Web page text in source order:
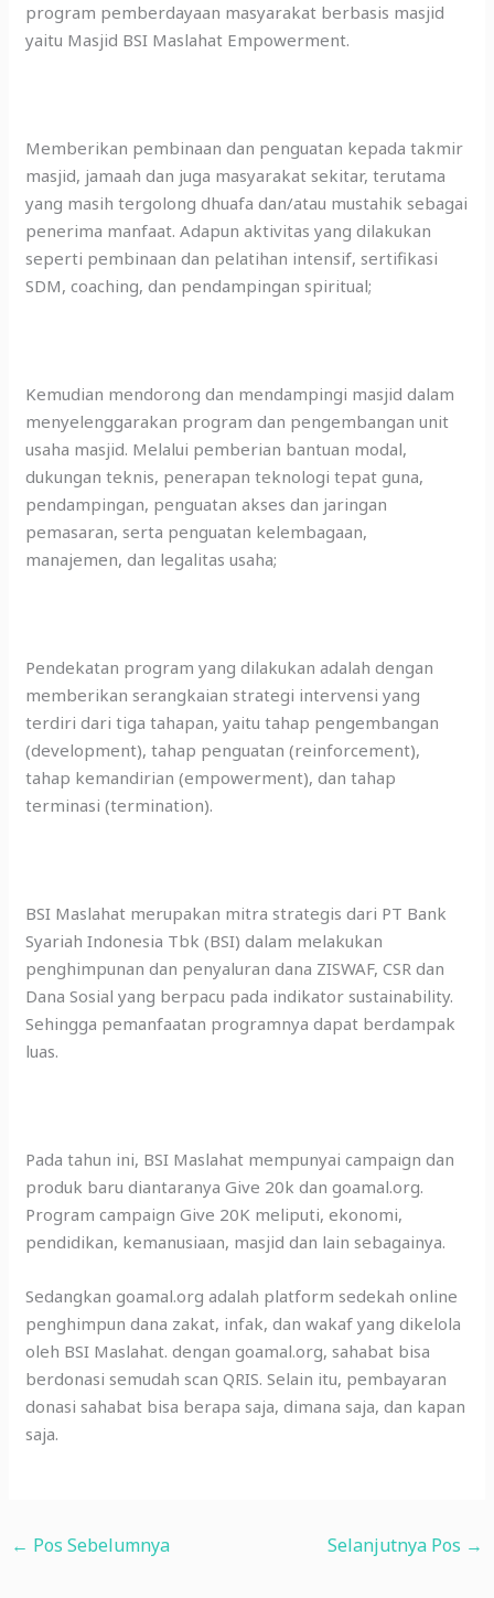
program pemberdayaan masyarakat berbasis masjid
yaitu Masjid BSI Maslahat Empowerment.
Memberikan pembinaan dan penguatan kepada takmir
masjid, jamaah dan juga masyarakat sekitar, terutama
yang masih tergolong dhuafa dan/atau mustahik sebagai
penerima manfaat. Adapun aktivitas yang dilakukan
seperti pembinaan dan pelatihan intensif, sertifikasi
SDM, coaching, dan pendampingan spiritual;
Kemudian mendorong dan mendampingi masjid dalam
menyelenggarakan program dan pengembangan unit
usaha masjid. Melalui pemberian bantuan modal,
dukungan teknis, penerapan teknologi tepat guna,
pendampingan, penguatan akses dan jaringan
pemasaran, serta penguatan kelembagaan,
manajemen, dan legalitas usaha;
Pendekatan program yang dilakukan adalah dengan
memberikan serangkaian strategi intervensi yang
terdiri dari tiga tahapan, yaitu tahap pengembangan
(development), tahap penguatan (reinforcement),
tahap kemandirian (empowerment), dan tahap
terminasi (termination).
BSI Maslahat merupakan mitra strategis dari PT Bank
Syariah Indonesia Tbk (BSI) dalam melakukan
penghimpunan dan penyaluran dana ZISWAF, CSR dan
Dana Sosial yang berpacu pada indikator sustainability.
Sehingga pemanfaatan programnya dapat berdampak
luas.
Pada tahun ini, BSI Maslahat mempunyai campaign dan
produk baru diantaranya Give 20k dan goamal.org.
Program campaign Give 20K meliputi, ekonomi,
pendidikan, kemanusiaan, masjid dan lain sebagainya.
Sedangkan goamal.org adalah platform sedekah online
penghimpun dana zakat, infak, dan wakaf yang dikelola
oleh BSI Maslahat. dengan goamal.org, sahabat bisa
berdonasi semudah scan QRIS. Selain itu, pembayaran
donasi sahabat bisa berapa saja, dimana saja, dan kapan
saja.
← Pos Sebelumnya Selanjutnya Pos →